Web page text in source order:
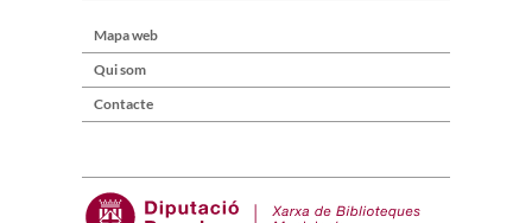
Mapa web
Qui som
Contacte